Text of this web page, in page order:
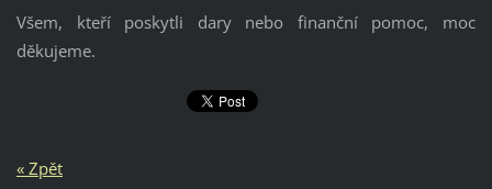
Všem, kteří poskytli dary nebo finanční pomoc, moc
děkujeme.
« Zpět